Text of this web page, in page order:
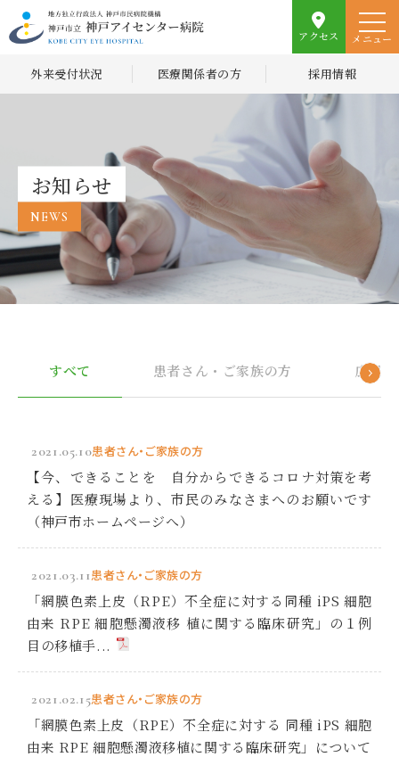
アクセス メニュー
外来受付状況 医療関係者の方 採用情報
お知らせ
NEWS
すべて 患者さん・ご家族の方 広報誌
2021.05.10患者さん・ご家族の方
【今、できることを 自分からできるコロナ対策を考
える】医療現場より、市民のみなさまへのお願いです
（神戸市ホームページへ）
2021.03.11患者さん・ご家族の方
「網膜色素上皮（RPE）不全症に対する同種 iPS 細胞
由来 RPE 細胞懸濁液移 植に関する臨床研究」の１例
目の移植手...
2021.02.15患者さん・ご家族の方
「網膜色素上皮（RPE）不全症に対する 同種 iPS 細胞
由来 RPE 細胞懸濁液移植に関する臨床研究」について